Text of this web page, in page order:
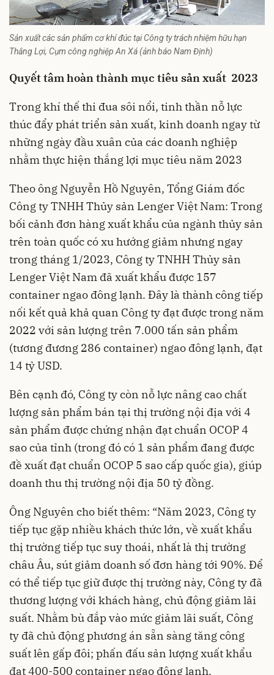
Sản xuất các sản phẩm cơ khí đúc tại Công ty trách nhiệm hữu hạn
Thắng Lợi, Cụm công nghiệp An Xá (ảnh báo Nam Định)
Quyết tâm hoàn thành mục tiêu sản xuất 2023
Trong khí thế thi đua sôi nổi, tinh thần nỗ lực
thúc đẩy phát triển sản xuất, kinh doanh ngay từ
những ngày đầu xuân của các doanh nghiệp
nhằm thực hiện thắng lợi mục tiêu năm 2023
Theo ông Nguyễn Hồ Nguyên, Tổng Giám đốc
Công ty TNHH Thủy sản Lenger Việt Nam: Trong
bối cảnh đơn hàng xuất khẩu của ngành thủy sản
trên toàn quốc có xu hướng giảm nhưng ngay
trong tháng 1/2023, Công ty TNHH Thủy sản
Lenger Việt Nam đã xuất khẩu được 157
container ngao đông lạnh. Đây là thành công tiếp
nối kết quả khả quan Công ty đạt được trong năm
2022 với sản lượng trên 7.000 tấn sản phẩm
(tương đương 286 container) ngao đông lạnh, đạt
14 tỷ USD.
Bên cạnh đó, Công ty còn nỗ lực nâng cao chất
lượng sản phẩm bán tại thị trường nội địa với 4
sản phẩm được chứng nhận đạt chuẩn OCOP 4
sao của tỉnh (trong đó có 1 sản phẩm đang được
đề xuất đạt chuẩn OCOP 5 sao cấp quốc gia), giúp
doanh thu thị trường nội địa 50 tỷ đồng.
Ông Nguyên cho biết thêm: “Năm 2023, Công ty
tiếp tục gặp nhiều khách thức lớn, về xuất khẩu
thị trường tiếp tục suy thoái, nhất là thị trường
châu Âu, sút giảm doanh số đơn hàng tới 90%. Để
có thể tiếp tục giữ được thị trường này, Công ty đã
thương lượng với khách hàng, chủ động giảm lãi
suất. Nhằm bù đắp vào mức giảm lãi suất, Công
ty đã chủ động phương án sẵn sàng tăng công
suất lên gấp đôi; phấn đấu sản lượng xuất khẩu
đạt 400-500 container ngao đông lạnh.